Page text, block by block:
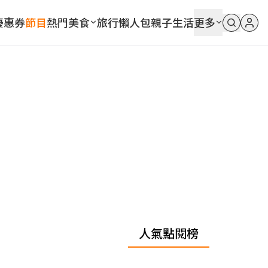
惠券節目熱門美食 旅行懶人包親子生活更多
人氣點閱榜